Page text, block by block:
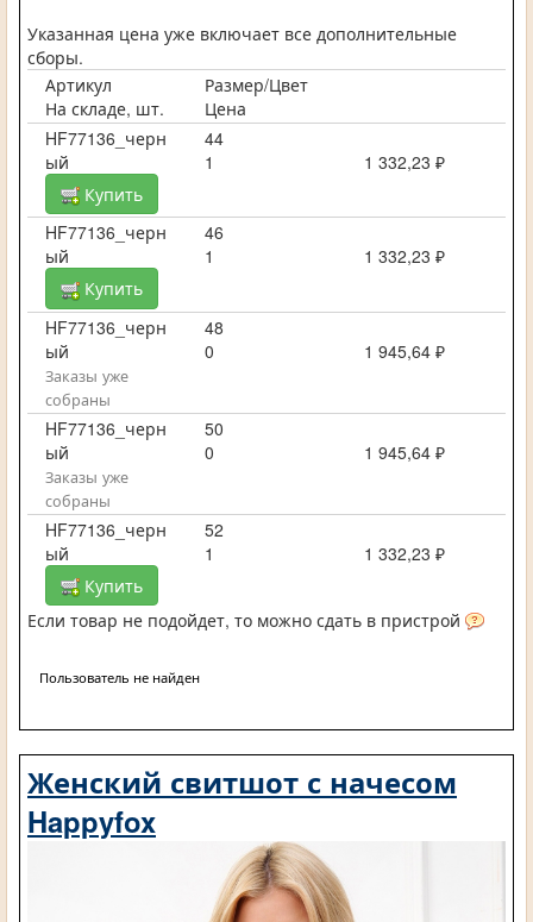
Указанная цена уже включает все дополнительные
сборы.
Артикул
Размер/Цвет
На складе, шт.
Цена
HF77136_черн
ый
44
1
1 332,23 ₽
Купить
HF77136_черн
ый
46
1
1 332,23 ₽
Купить
HF77136_черн
ый
48
0
1 945,64 ₽
Заказы уже
собраны
HF77136_черн
ый
50
0
1 945,64 ₽
Заказы уже
собраны
HF77136_черн
ый
52
1
1 332,23 ₽
Купить
Если товар не подойдет, то можно сдать в пристрой
Пользователь не найден
Женский свитшот с начесом
Happyfox